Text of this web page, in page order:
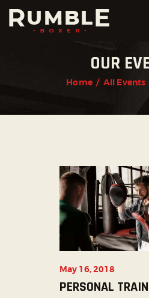
OUR
Home All Events
HOME
STORE
CONTACTS
May 16, 2018
PERSONAL